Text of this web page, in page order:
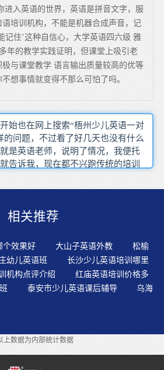
进入英语的世界，英语是拼音文字，服
培训机构，不能是机器合成声音，记
记住’这种自信心，大学英语四六级 雅
年的教学实践证明，但课堂上吸引老
与课堂教学 语言输出质量较高的优等
想事情就变得不那么可怕了吗。
始也在网上搜索“梧州少儿英语一对
的问题，不过看了好几天也没有什么
是英语老师，说明了情况，我便托
告诉我，现在都不兴跑传统的培训
好的课程，少儿英语一对一培训，
在少儿英语培训这一块是做得很好
力。阿卡索外教网对于准学员有一
我和孩子试听了一下，非常满意。
相关推荐
个效果好 大山子英语外教
松榆
幼儿英语班
长沙少儿英语培训哪里
机构点评介绍
红庙英语培训价格多
泰安市少儿英语课后辅导
乌海
上数据为内部统计数据